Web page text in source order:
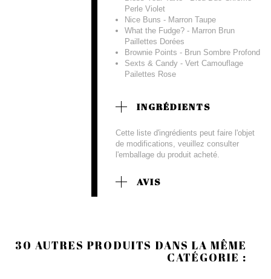
Perle Violet
Nice Buns - Marron Taupe
What the Fudge? - Marron Brun
Paillettes Dorées
Brownie Points - Brun Sombre Profond
Sexts & Candy - Vert Camouflage
Pailettes Rose
INGRÉDIENTS
Cette liste d'ingrédients peut faire l'objet
de modifications, veuillez consulter
l'emballage du produit acheté.
AVIS
30 AUTRES PRODUITS DANS LA MÊME
CATÉGORIE :